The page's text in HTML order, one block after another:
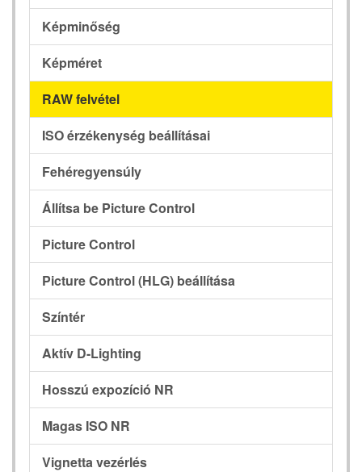
Képminőség
Képméret
RAW felvétel
ISO érzékenység beállításai
Fehéregyensúly
Állítsa be Picture Control
Picture Control
Picture Control (HLG) beállítása
Színtér
Aktív D-Lighting
Hosszú expozíció NR
Magas ISO NR
Vignetta vezérlés